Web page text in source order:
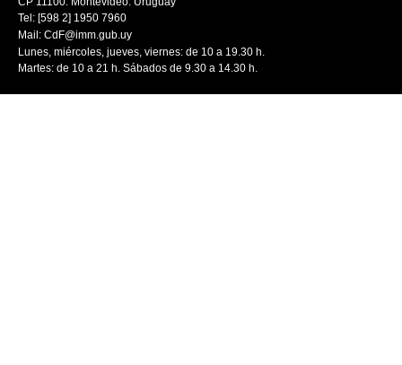
Tel: [598 2] 1950 7960
Mail: CdF@imm.gub.uy
Lunes, miércoles, jueves, viernes: de 10 a 19.30 h.
Martes: de 10 a 21 h. Sábados de 9.30 a 14.30 h.